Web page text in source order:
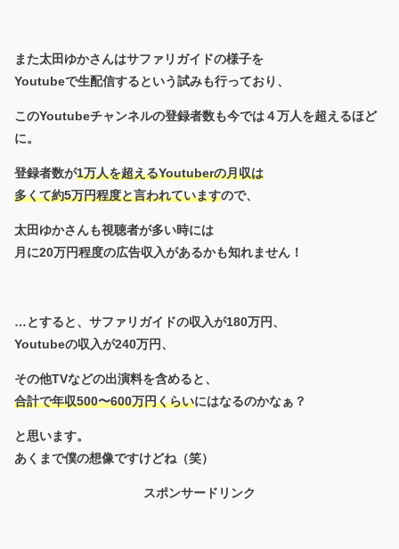
また太田ゆかさんはサファリガイドの様子を
Youtubeで生配信するという試みも行っており、
このYoutubeチャンネルの登録者数も今では４万人を超えるほど
に。
登録者数が1万人を超えるYoutuberの月収は
多くて約5万円程度と言われていますので、
太田ゆかさんも視聴者が多い時には
月に20万円程度の広告収入があるかも知れません！
…とすると、サファリガイドの収入が180万円、
Youtubeの収入が240万円、
その他TVなどの出演料を含めると、
合計で年収500〜600万円くらいにはなるのかなぁ？
と思います。
あくまで僕の想像ですけどね（笑）
スポンサードリンク